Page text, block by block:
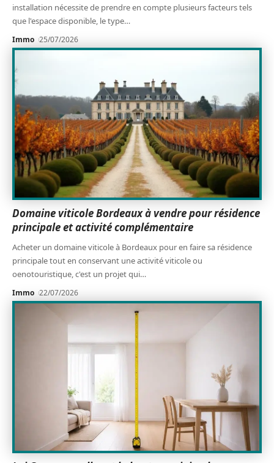
installation nécessite de prendre en compte plusieurs facteurs tels
que l'espace disponible, le type…
Immo 25/07/2026
Domaine viticole Bordeaux à vendre pour résidence
principale et activité complémentaire
Acheter un domaine viticole à Bordeaux pour en faire sa résidence
principale tout en conservant une activité viticole ou
oenotouristique, c'est un projet qui…
Immo 22/07/2026